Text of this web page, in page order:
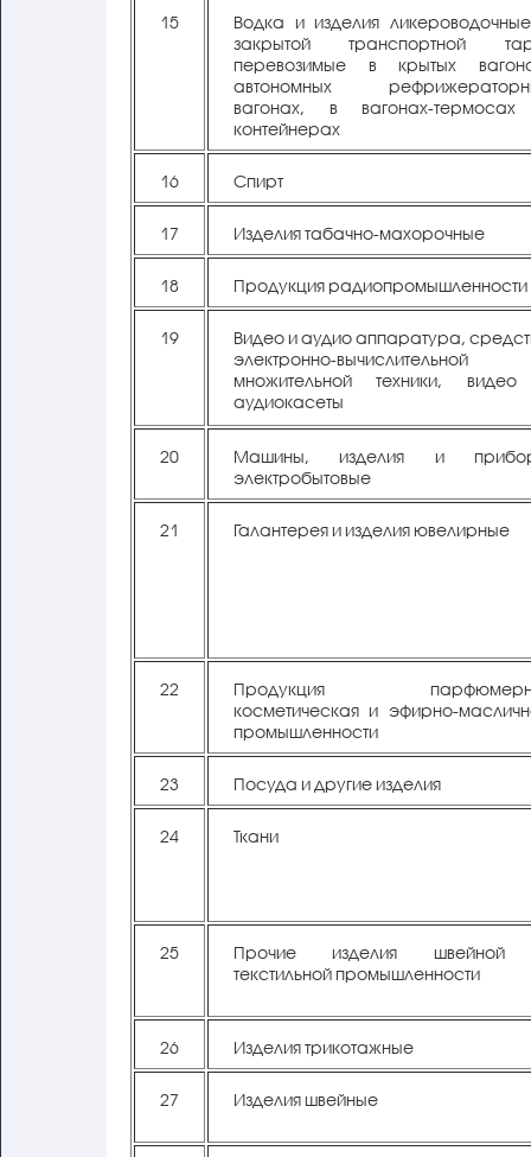
15
Водка и изделия
закрытой транспортной
перевозимые в крытых
автономных
вагонах, в вагонах-
контейнерах
16 Спирт
17 Изделия табачно-махорочные
18 Продукция радиопромышленности
19
Видео и аудио аппаратура,
электронно-
множительной техники,
аудиокасеты
20
Машины, изделия и
электробытовые
21 Галантерея и изделия ювелирные
22
Продукция
косметическая и эфирно-
промышленности
23 Посуда и другие изделия
24 Ткани
25
Прочие изделия швейной
текстильной промышленности
26 Изделия трикотажные
27 Изделия швейные